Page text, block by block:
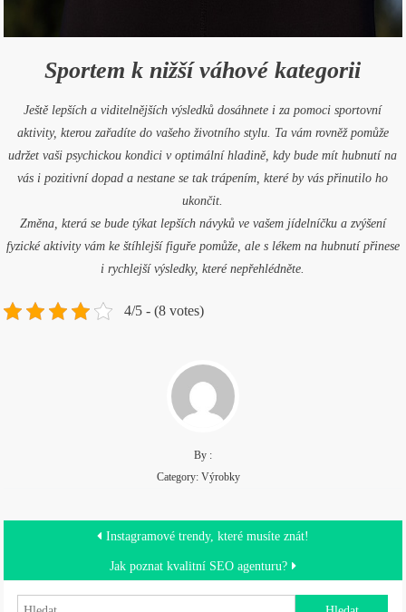
Sportem k nižší váhové kategorii
Ještě lepších a viditelnějších výsledků dosáhnete i za pomoci sportovní
aktivity, kterou zařadíte do vašeho životního stylu. Ta vám rovněž pomůže
udržet vaši psychickou kondici v optimální hladině, kdy bude mít hubnutí na
vás i pozitivní dopad a nestane se tak trápením, které by vás přinutilo ho
ukončit.
Změna, která se bude týkat lepších návyků ve vašem jídelníčku a zvýšení
fyzické aktivity vám ke štíhlejší figuře pomůže, ale s lékem na hubnutí přinese
i rychlejší výsledky, které nepřehlédněte.
4/5 - (8 votes)
By :
Category: Výrobky
Navigace
pro
Instagramové trendy, které musíte znát!
Jak poznat kvalitní SEO agenturu?
Vyhledávání